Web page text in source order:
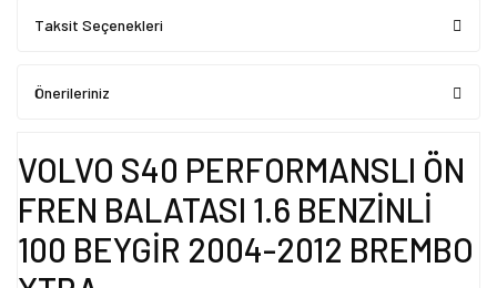
Taksit Seçenekleri
Önerileriniz
VOLVO S40 PERFORMANSLI ÖN
FREN BALATASI 1.6 BENZİNLİ
100 BEYGİR 2004-2012 BREMBO